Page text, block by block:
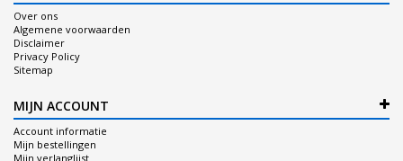
Over ons
Algemene voorwaarden
Disclaimer
Privacy Policy
Sitemap
MIJN ACCOUNT
Account informatie
Mijn bestellingen
Mijn verlanglijst